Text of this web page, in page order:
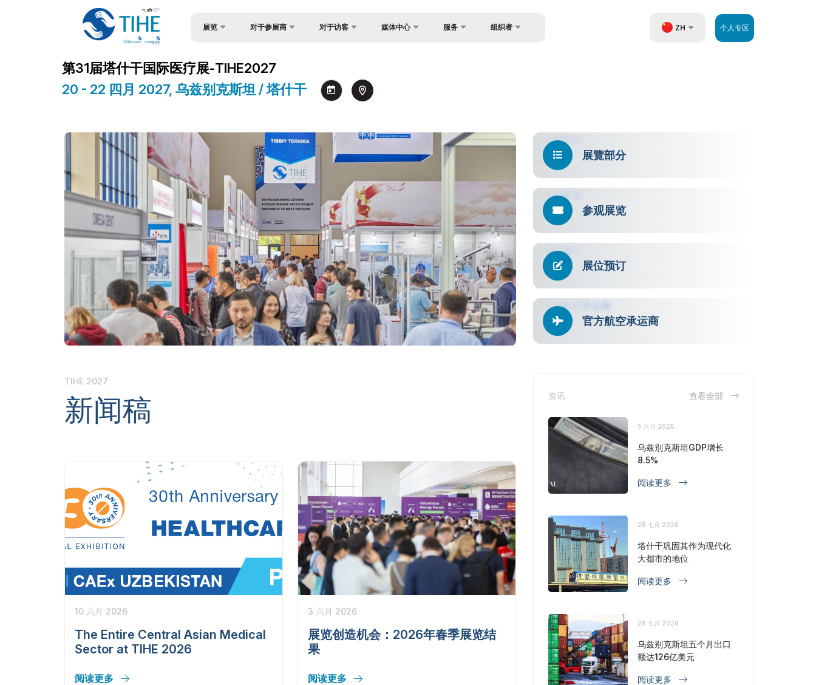
展览
商务活动计划
地点及工作时间
世博日报
媒体支持
在乌兹别克斯坦做生意
展后结果
官方目录
对于参展商
工作时间
展位预订
成为赞助商
展台搭建
官方酒店
货物与交付
参展商须知
官方航空承运商
对于访客
参观展览
场地
官方旅行社
媒体中心 服务 组织者 ZH 个人专区
第31届塔什干国际医疗展-TIHE2027
20 - 22 四月 2027, 乌兹别克斯坦 / 塔什干
TIHE 2027
新闻稿
10 六月 2026
The Entire Central Asian Medical
Sector at TIHE 2026
阅读更多
3 六月 2026
展览创造机会：2026年春季展览结
果
阅读更多
展覽部分
参观展览
展位预订
官方航空承运商
资讯 查看全部
5 八月 2026
乌兹别克斯坦GDP增长
8.5%
阅读更多
28 七月 2026
塔什干巩固其作为现代化
大都市的地位
阅读更多
28 七月 2026
乌兹别克斯坦五个月出口
额达126亿美元
阅读更多